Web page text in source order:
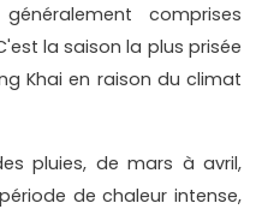
comprises
la saison la plus prisée
Khai en raison du climat
pluies, de mars à avril,
de chaleur intense,